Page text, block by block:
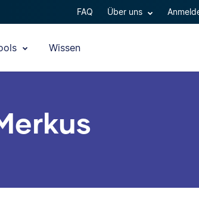
FAQ Über uns
Wissen